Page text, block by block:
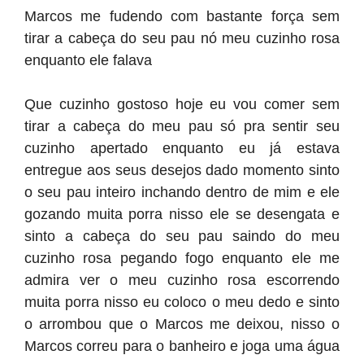
Marcos me fudendo com bastante força sem
tirar a cabeça do seu pau nó meu cuzinho rosa
enquanto ele falava
Que cuzinho gostoso hoje eu vou comer sem
tirar a cabeça do meu pau só pra sentir seu
cuzinho apertado enquanto eu já estava
entregue aos seus desejos dado momento sinto
o seu pau inteiro inchando dentro de mim e ele
gozando muita porra nisso ele se desengata e
sinto a cabeça do seu pau saindo do meu
cuzinho rosa pegando fogo enquanto ele me
admira ver o meu cuzinho rosa escorrendo
muita porra nisso eu coloco o meu dedo e sinto
o arrombou que o Marcos me deixou, nisso o
Marcos correu para o banheiro e joga uma água